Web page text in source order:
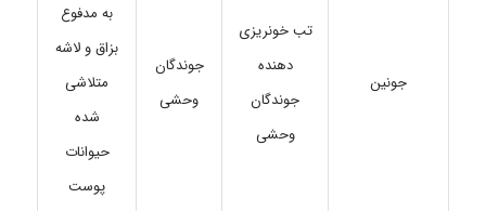
جونین
تب خونریزی
دهنده
جوندگان
وحشی
جوندگان
وحشی
به مدفوع
بزاق و لاشه
متلاشی
شده
حیوانات
پوست